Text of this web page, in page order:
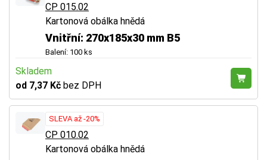
CP 015.02
Kartonová obálka hnědá
Vnitřní: 270x185x30 mm B5
Balení: 100 ks
Skladem
od 7,37 Kč bez DPH
SLEVA až -20%
CP 010.02
Kartonová obálka hnědá